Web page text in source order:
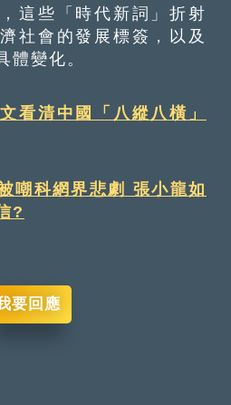
些「時代新詞」折射
社會的發展標簽，以及
體變化。
看清中國「八縱八橫」
嘲科網界悲劇 張小龍如
?
要回應